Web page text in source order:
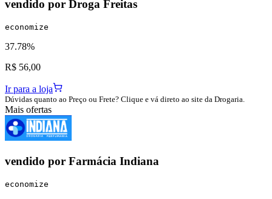
vendido por Droga Freitas
economize
37.78%
R$ 56,00
Ir para a loja
Dúvidas quanto ao Preço ou Frete? Clique e vá direto ao site da Drogaria.
Mais ofertas
vendido por Farmácia Indiana
economize